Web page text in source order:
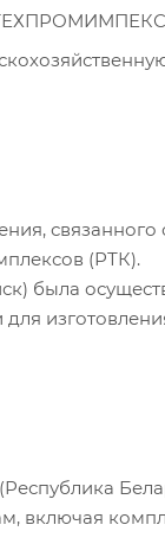
связанного
(РТК).
включая